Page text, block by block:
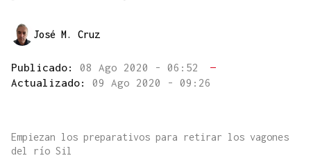
José M. Cruz
Publicado: 08 Ago 2020 - 06:52
—
Actualizado: 09 Ago 2020 - 09:26
Empiezan los preparativos para retirar los vagones
del río Sil